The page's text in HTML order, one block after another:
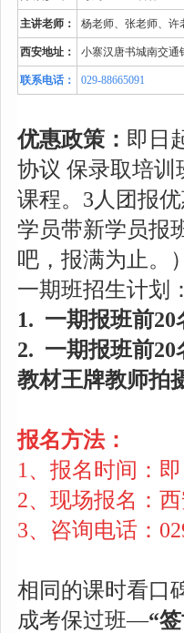
主讲老师： 杨老师、张老师、许
西安地址： 小寨汉唐书城南交通
联系电话： 029-88665091
优惠政策： 即日
协议 保录取培
课程。3人团报
学员带新学员报
吧，报满为止。）
一期班招生计
1. 一期报班前
2. 一期报班前20
教材王牌教师拍
报名方法：
1、报名时间：
2、现场报名：
3、咨询电话：
相同的课时看口
成考保过班—“